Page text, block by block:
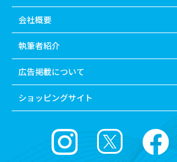
会社概要
執筆者紹介
広告掲載について
ショッピングサイト